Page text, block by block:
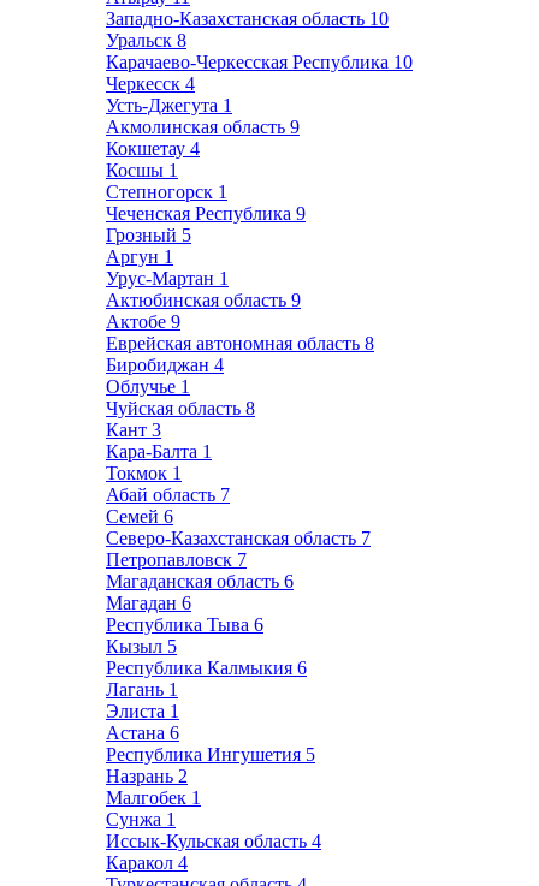
Западно-Казахстанская область 10
Уральск 8
Карачаево-Черкесская Республика 10
Черкесск 4
Усть-Джегута 1
Акмолинская область 9
Кокшетау 4
Косшы 1
Степногорск 1
Чеченская Республика 9
Грозный 5
Аргун 1
Урус-Мартан 1
Актюбинская область 9
Актобе 9
Еврейская автономная область 8
Биробиджан 4
Облучье 1
Чуйская область 8
Кант 3
Кара-Балта 1
Токмок 1
Абай область 7
Семей 6
Северо-Казахстанская область 7
Петропавловск 7
Магаданская область 6
Магадан 6
Республика Тыва 6
Кызыл 5
Республика Калмыкия 6
Лагань 1
Элиста 1
Астана 6
Республика Ингушетия 5
Назрань 2
Малгобек 1
Сунжа 1
Иссык-Кульская область 4
Каракол 4